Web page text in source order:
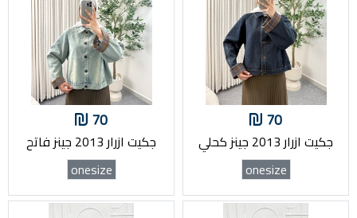
70
جكيت ازرار 2013 جينز كحلي
onesize
70
جكيت ازرار 2013 جينز فاتح
onesize